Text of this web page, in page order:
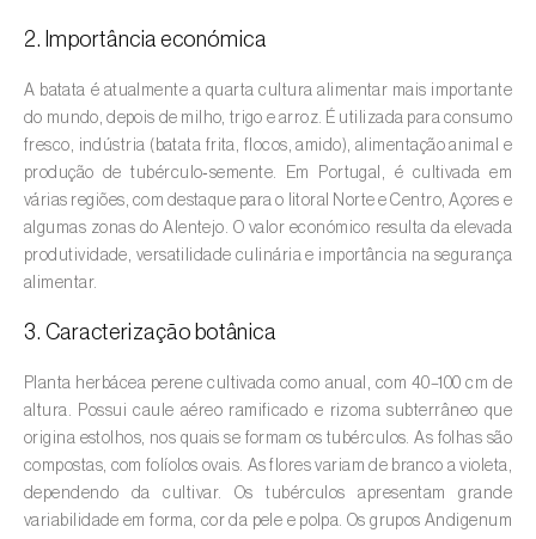
Amieiro (Alnus glutinosa
Amoreira (Morus spp. )
Ananás / Abacaxi (Ananas comosus)
Anona (Annona spp.)
Áreas não cultivadas (-)
(Coriandrum, Petroselinum, Mentha, Ocimum,
Melissa, Pimpinella, Rosmarinus e outras
)
Arroz (Oryza spp.)
Aveia (Avena sativa)
2. Importância económica
A batata é atualmente a quarta cultura alimentar mais importante
do mundo, depois de milho, trigo e arroz. É utilizada para consumo
fresco, indústria (batata frita, flocos, amido), alimentação animal e
produção de tubérculo‑semente. Em Portugal, é cultivada em
várias regiões, com destaque para o litoral Norte e Centro, Açores e
algumas zonas do Alentejo. O valor económico resulta da elevada
produtividade, versatilidade culinária e importância na segurança
alimentar.
3. Caracterização botânica
Planta herbácea perene cultivada como anual, com 40–100 cm de
altura. Possui caule aéreo ramificado e rizoma subterrâneo que
origina estolhos, nos quais se formam os tubérculos. As folhas são
compostas, com folíolos ovais. As flores variam de branco a violeta,
dependendo da cultivar. Os tubérculos apresentam grande
variabilidade em forma, cor da pele e polpa. Os grupos Andigenum